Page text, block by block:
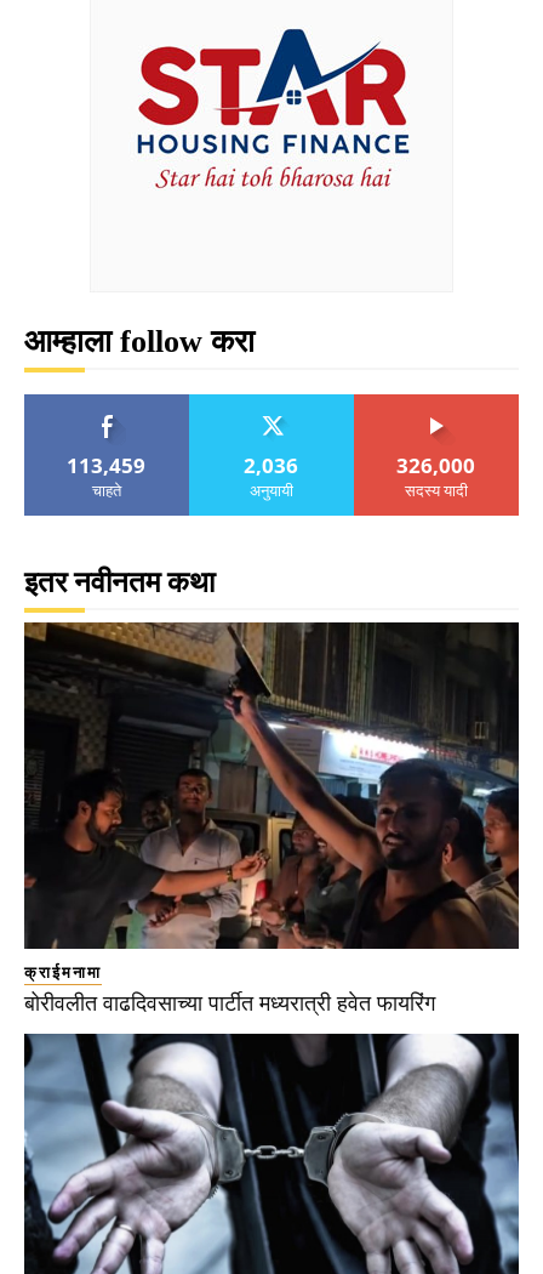
आम्हाला follow करा
113,459
चाहते
2,036
अनुयायी
326,000
सदस्य यादी
इतर नवीनतम कथा
क्राईमनामा
बोरीवलीत वाढदिवसाच्या पार्टीत मध्यरात्री हवेत फायरिंग